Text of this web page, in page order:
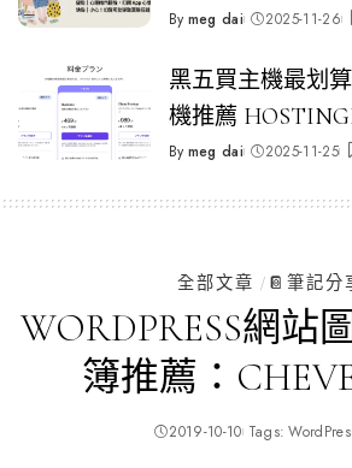
Posted
By meg dai 2025-11-26
黑五買主機最划
機推薦
Posted
By meg dai 2025-11-25
全部文章 📔筆記分
WORDPRESS網站
簿推薦：
2019-10-10 Tags: